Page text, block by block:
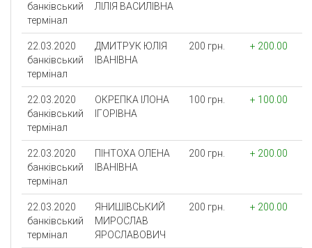
банківський
термінал
ЛIЛIЯ ВАСИЛIВНА
22.03.2020
банківський
термінал
ДМИТРУК ЮЛIЯ
IВАНIВНА
200 грн. + 200.00
22.03.2020
банківський
термінал
ОКРЕПКА IЛОНА
IГОРIВНА
100 грн. + 100.00
22.03.2020
банківський
термінал
ПIНТОХА ОЛЕНА
IВАНIВНА
200 грн. + 200.00
22.03.2020
банківський
термінал
ЯНИШIВСЬКИЙ
МИРОСЛАВ
ЯРОСЛАВОВИЧ
200 грн. + 200.00